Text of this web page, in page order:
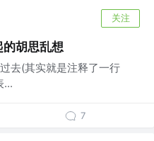
关注
胡思乱想
去(其实就是注释了一行
...
7